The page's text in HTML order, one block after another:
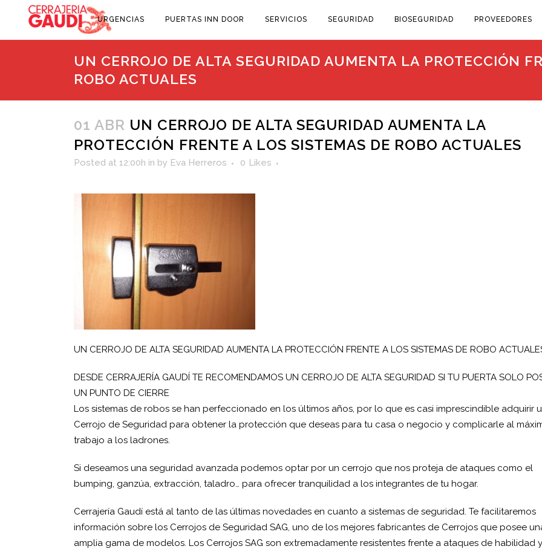
URGENCIAS PUERTAS INN DOOR SERVICIOS SEGURIDAD BIOSEGURIDAD PROVEEDORES
UN CERROJO DE ALTA SEGURIDAD AUMENTA LA PROTECCIÓN
ROBO ACTUALES
01 ABR UN CERROJO DE ALTA SEGURIDAD AUMENTA LA
PROTECCIÓN FRENTE A LOS SISTEMAS DE ROBO ACTUALES
Posted at 12:00h in by Eva Herreros 0 Likes
UN CERROJO DE ALTA SEGURIDAD AUMENTA LA PROTECCIÓN FRENTE A LOS SISTEMAS DE ROBO
DESDE CERRAJERÍA GAUDÍ TE RECOMENDAMOS UN CERROJO DE ALTA SEGURIDAD SI TU PUERTA SOLO
UN PUNTO DE CIERRE
Los sistemas de robos se han perfeccionado en los últimos años, por lo que es casi imprescindible adquirir
Cerrojo de Seguridad para obtener la protección que deseas para tu casa o negocio y complicarle al
trabajo a los ladrones.
Si deseamos una seguridad avanzada podemos optar por un cerrojo que nos proteja de ataques como el
bumping, ganzúa, extracción, taladro… para ofrecer tranquilidad a los integrantes de tu hogar.
Cerrajería Gaudí está al tanto de las últimas novedades en cuanto a sistemas de seguridad. Te facilitaremos
información sobre los Cerrojos de Seguridad SAG, uno de los mejores fabricantes de Cerrojos que posee
amplia gama de modelos. Los Cerrojos SAG son extremadamente resistentes frente a ataques de habilidad y